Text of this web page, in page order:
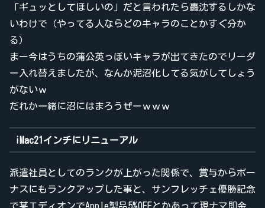
「ギュッとしてほしいの」だと言われたら轟沈するしかな
いわけで（やってる人ならどのキャラのことかすぐ分か
る）
まー今はうちの蒲公英っぽいキャラが出てきたのでリーダ
ー入れ替えましたが、なんか泥沼化してる気がしてしょう
がないｗ
だれか一緒に沼にはまろうぜーｗｗｗ
iMac21インチにリニューアル
派遣社員としてのランクが上がった関係で、賞与からボー
ナスにもランクアップした事と、サンフレッチェ優勝記念
で某エディオンでApple製品5%OFFとかあって現ナマ即金